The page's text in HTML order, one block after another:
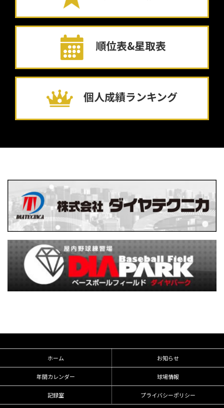
順位表&星取表
個人成績ランキング
ホーム お知らせ
年間カレンダー 球場情報
記録室 プライバシーポリシー